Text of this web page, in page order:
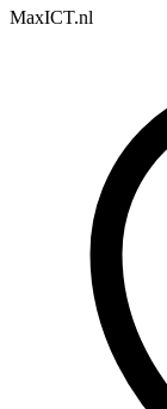
MaxICT.nl